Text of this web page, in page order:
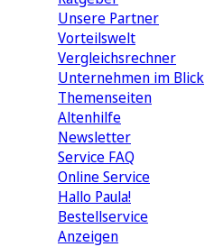
Unsere Partner
Vorteilswelt
Vergleichsrechner
Unternehmen im Blick
Themenseiten
Altenhilfe
Newsletter
Service FAQ
Online Service
Hallo Paula!
Bestellservice
Anzeigen